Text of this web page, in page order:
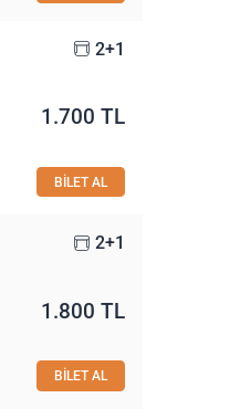
2+1
1.700 TL
BİLET AL
2+1
1.800 TL
BİLET AL